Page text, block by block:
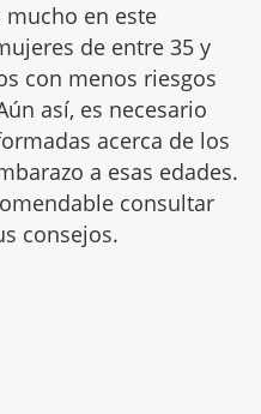
mucho en este
de entre 35 y
con menos riesgos
así, es necesario
acerca de los
a esas edades.
consultar
consejos.